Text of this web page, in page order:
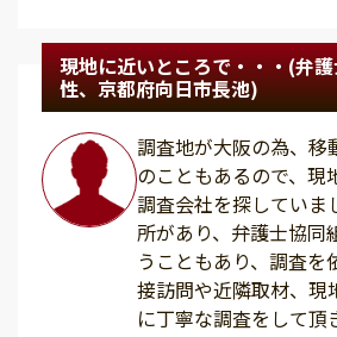
現地に近いところで・・・(弁
性、京都府向日市長池)
調査地が大阪の為、移
のこともあるので、現
調査会社を探していま
所があり、弁護士協同
うこともあり、調査を
接訪問や近隣取材、現
に丁寧な調査をして頂